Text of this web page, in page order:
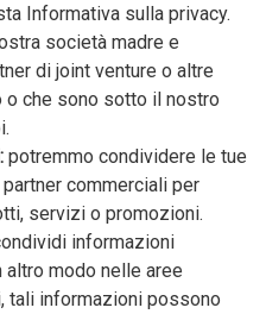
Informativa sulla privacy.
società madre e
di joint venture o altre
che sono sotto il nostro
potremmo condividere le tue
commerciali per
servizi o promozioni.
informazioni
modo nelle aree
tali informazioni possono